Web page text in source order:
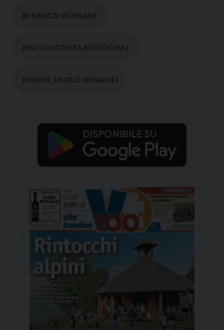
#FRANCO BERNABÈ
#INTELLIGENZA ARTIFICIALE
#PADRE PAOLO BENANTI